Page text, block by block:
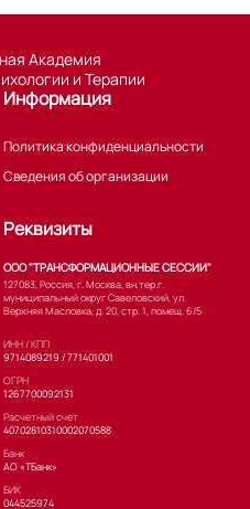
Академия
и Терапии
Информация
Политика конфиденциальности
Сведения об организации
Реквизиты
ООО "ТРАНСФОРМАЦИОННЫЕ СЕССИИ"
127083, Россия, г. Москва, вн.тер.г.
муниципальный округ Савеловский, ул.
Верхняя Масловка, д. 20, стр. 1, помещ. 6/5
ИНН / КПП
9714089219 / 771401001
ОГРН
1267700092131
Расчетный счет
40702810310002070588
Банк
АО «ТБанк»
БИК
044525974